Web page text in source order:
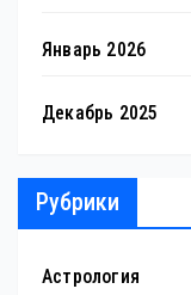
Январь 2026
Декабрь 2025
Рубрики
Астрология